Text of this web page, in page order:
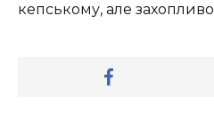
кепському, але